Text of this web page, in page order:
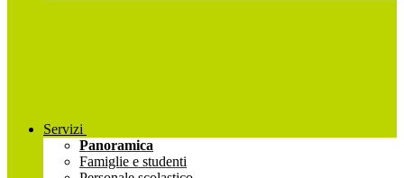
Servizi
Panoramica
Famiglie e studenti